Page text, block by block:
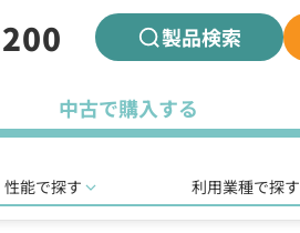
製品検索
中古で購入する
性能で探す 利用業種で探す